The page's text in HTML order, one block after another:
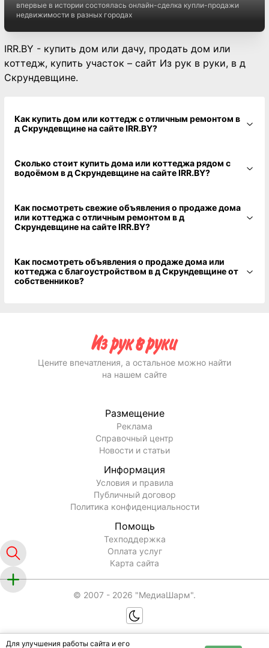
впервые в истории состоялась онлайн-сделка купли-продажи
недвижимости в разных городах
IRR.BY - купить дом или дачу, продать дом или
коттедж, купить участок – сайт Из рук в руки, в д
Скрундевщине.
Как купить дом или коттедж с отличным ремонтом в
д Скрундевщине на сайте IRR.BY?
Сколько стоит купить дома или коттеджа рядом с
водоёмом в д Скрундевщине на сайте IRR.BY?
Как посмотреть свежие объявления о продаже дома
или коттеджа с отличным ремонтом в д
Скрундевщине на сайте IRR.BY?
Как посмотреть объявления о продаже дома или
коттеджа с благоустройством в д Скрундевщине от
собственников?
Для улучшения работы сайта и его
Цените впечатления, а остальное можно найти
на нашем сайте
Размещение
Реклама
Справочный центр
Новости и статьи
Информация
Условия и правила
Публичный договор
Политика конфиденциальности
Помощь
Техподдержка
Оплата услуг
Карта сайта
© 2007 - 2026 "МедиаШарм".